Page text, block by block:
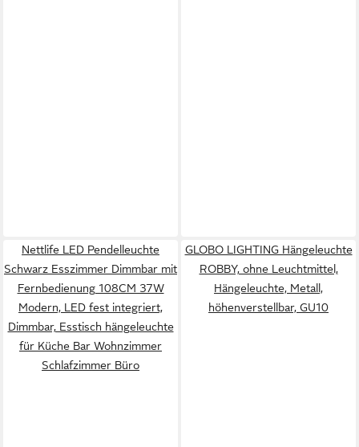
Nettlife LED Pendelleuchte
Schwarz Esszimmer Dimmbar mit
Fernbedienung 108CM 37W
Modern, LED fest integriert,
Dimmbar, Esstisch hängeleuchte
für Küche Bar Wohnzimmer
Schlafzimmer Büro
GLOBO LIGHTING Hängeleuchte
ROBBY, ohne Leuchtmittel,
Hängeleuchte, Metall,
höhenverstellbar, GU10